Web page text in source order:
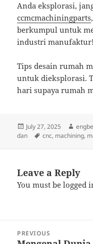
Anda eksplorasi,
ccmcmachiningparts
berkumpul untuk
industri manufaktur!
Tips desain rumah
untuk dieksplorasi.
hari supaya rumah
Posted
on
July 27, 2025
dan
Tags
cnc, machining,
Leave a Reply
You must belogged
navigation
PREVIOUS